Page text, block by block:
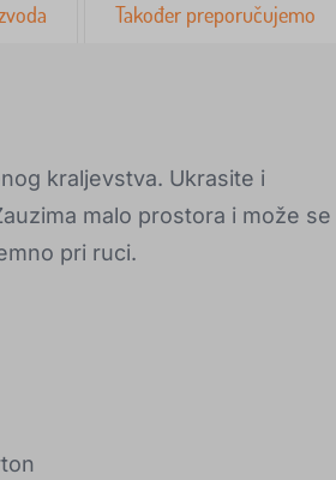
Također preporučujemo
kraljevstva. Ukrasite i
malo prostora i može se
pri ruci.